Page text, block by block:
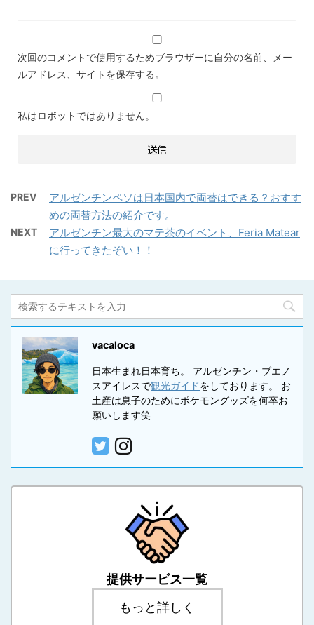
次回のコメントで使用するためブラウザーに自分の名前、メー
ルアドレス、サイトを保存する。
私はロボットではありません。
PREV
アルゼンチンペソは日本国内で両替はできる？おすす
めの両替方法の紹介です。
NEXT
アルゼンチン最大のマテ茶のイベント、Feria Matear
に行ってきたぞい！！
vacaloca
日本生まれ日本育ち。 アルゼンチン・ブエノ
スアイレスで観光ガイドをしております。 お
土産は息子のためにポケモングッズを何卒お
願いします笑
提供サービス一覧
もっと詳しく